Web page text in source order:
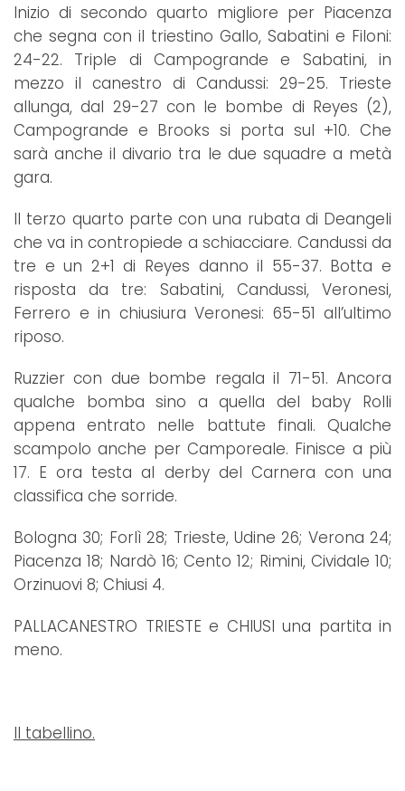
Inizio di secondo quarto migliore per Piacenza
che segna con il triestino Gallo, Sabatini e Filoni:
24-22. Triple di Campogrande e Sabatini, in
mezzo il canestro di Candussi: 29-25. Trieste
allunga, dal 29-27 con le bombe di Reyes (2),
Campogrande e Brooks si porta sul +10. Che
sarà anche il divario tra le due squadre a metà
gara.
Il terzo quarto parte con una rubata di Deangeli
che va in contropiede a schiacciare. Candussi da
tre e un 2+1 di Reyes danno il 55-37. Botta e
risposta da tre: Sabatini, Candussi, Veronesi,
Ferrero e in chiusiura Veronesi: 65-51 all’ultimo
riposo.
Ruzzier con due bombe regala il 71-51. Ancora
qualche bomba sino a quella del baby Rolli
appena entrato nelle battute finali. Qualche
scampolo anche per Camporeale. Finisce a più
17. E ora testa al derby del Carnera con una
classifica che sorride.
Bologna 30; Forlì 28; Trieste, Udine 26; Verona 24;
Piacenza 18; Nardò 16; Cento 12; Rimini, Cividale 10;
Orzinuovi 8; Chiusi 4.
PALLACANESTRO TRIESTE e CHIUSI una partita in
meno.
Il tabellino.